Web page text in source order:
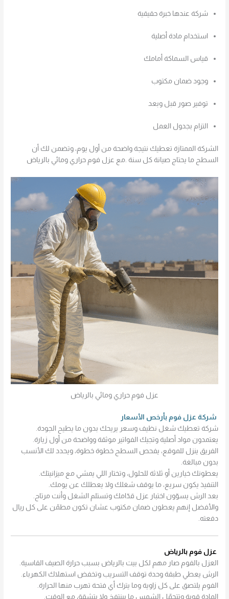
شركة عندها خبرة حقيقية
استخدام مادة أصلية
قياس السماكة أمامك
وجود ضمان مكتوب
توفير صور قبل وبعد
التزام بجدول العمل
الشركة الممتازة تعطيك نتيجة واضحة من أول يوم، وتضمن لك أن
السطح ما يحتاج صيانة كل سنة .مع عزل فوم حراري ومائي بالرياض
عزل فوم حراري ومائي بالرياض
شركة عزل فوم بأرخص الأسعار
شركة تعطيك شغل نظيف وسعر يريحك بدون ما يطيح الجودة.
يعتمدون مواد أصلية وتجيك الفواتير موثقة وواضحة من أول زيارة.
الفريق ينزل للموقع، يفحص السطح خطوة خطوة، ويحدد لك الأنسب
بدون مبالغة.
يعطونك خيارين أو ثلاثة للحلول، وتختار اللي يمشي مع ميزانيتك.
التنفيذ يكون سريع، ما يوقف شغلك ولا يعطلك عن يومك.
بعد الرش يسوّون اختبار عزل قدّامك وتستلم الشغل وأنت مرتاح.
والأفضل إنهم يعطون ضمان مكتوب عشان تكون مطمّن على كل ريال
دفعته.
عزل فوم بالرياض
العزل بالفوم صار مهم لكل بيت بالرياض بسبب حرارة الصيف القاسية.
الرش يعطي طبقة وحدة توقف التسريب وتخفض استهلاك الكهرباء.
الفوم يلتصق على كل زاوية وما يترك أي فتحة تهرب منها الحرارة.
المادة قوية وتتحمّل الشمس ما بينتفخ ولا يتشقق مع الوقت.